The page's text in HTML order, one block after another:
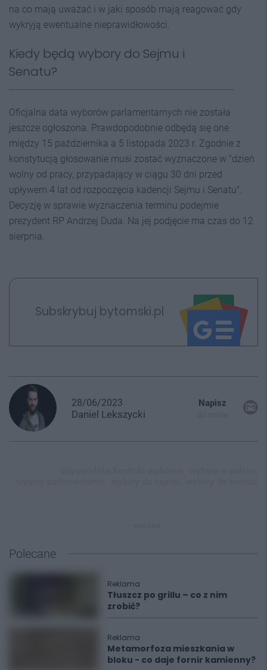
na co mają uważać i w jaki sposób mają reagować gdy
wykryją ewentualne nieprawidłowości.
Kiedy będą wybory do Sejmu i
Senatu?
Oficjalna data wyborów parlamentarnych nie została
jeszcze ogłoszona. Prawdopodobnie odbędą się one
między 15 października a 5 listopada 2023 r. Zgodnie z
konstytucją głosowanie musi zostać wyznaczone w "dzień
wolny od pracy, przypadający w ciągu 30 dni przed
upływem 4 lat od rozpoczęcia kadencji Sejmu i Senatu".
Decyzję w sprawie wyznaczenia terminu podejmie
prezydent RP Andrzej Duda. Na jej podjęcie ma czas do 12
sierpnia.
Subskrybuj bytomski.pl
28/06/2023
Daniel Lekszycki
Napisz
Polecane
Reklama
Tłuszcz po grillu – co z nim
zrobić?
Reklama
Metamorfoza mieszkania w
bloku - co daje fornir kamienny?